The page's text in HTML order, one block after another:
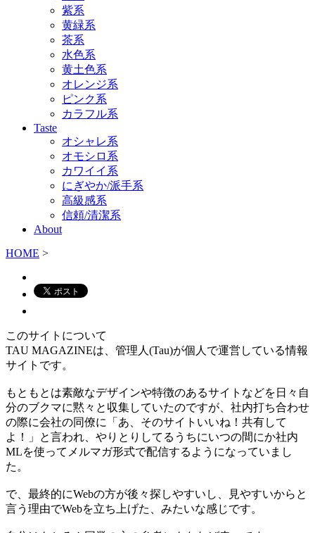
紫系
黄緑系
茶系
水色系
黄土色系
オレンジ系
ピンク系
カラフル系
Taste
オシャレ系
オモシロ系
カワイイ系
にぎやか/派手系
高級感系
信頼/清潔系
About
HOME >
このサイトについて
TAU MAGAZINEは、管理人(Tau)が個人で運営している情報
サイトです。
もともとは素敵なデザインや特徴のあるサイトなどを日々自
分のブクマに黙々と収集していたのですが、社内打ち合わせ
の際に会社の同僚に「あ、そのサイトいいね！共有して
よ！」と言われ、やりとりしてるうちにいつの間にか社内
MLを使ってメルマガ形式で配信するようになっていまし
た。
で、最終的にWebの方が後々探しやすいし、見やすいからと
言う理由でWebを立ち上げた、みたいな感じです。